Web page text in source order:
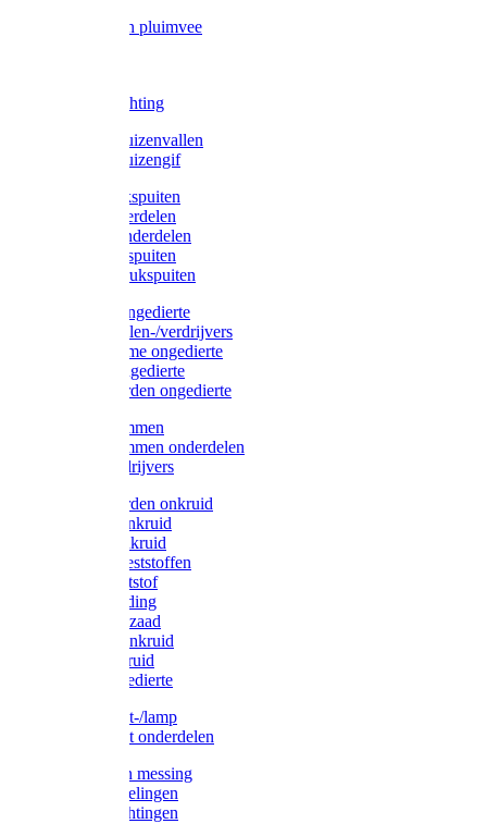
Voerbakken pluimvee
LED verlichting
Ratten / Muizenvallen
Ratten / Muizengif
Gloria drukspuiten
Gloria onderdelen
Gardena onderdelen
Dario drukspuiten
Gardena drukspuiten
Diversen ongedierte
Insectenvallen-/verdrijvers
Protect Home ongedierte
Solabiol ongedierte
Protect Garden ongedierte
Mollenklemmen
Mollenklemmen onderdelen
Mollenverdrijvers
Protect Garden onkruid
Diversen onkruid
Solabiol onkruid
Solabiol meststoffen
Pokon meststof
Pokon voeding
Pokon graszaad
Roundup onkruid
Pokon onkruid
Pokon ongedierte
Vliegenkast-/lamp
Vliegenkast onderdelen
Zuigkorven messing
Geka koppelingen
Geka afdichtingen